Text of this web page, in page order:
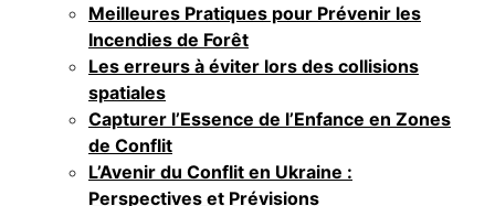
Meilleures Pratiques pour Prévenir les
Incendies de Forêt
Les erreurs à éviter lors des collisions
spatiales
Capturer l’Essence de l’Enfance en Zones
de Conflit
L’Avenir du Conflit en Ukraine :
Perspectives et Prévisions